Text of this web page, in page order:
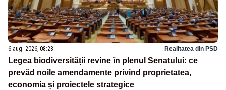
6 aug. 2026, 08:28 Realitatea din PSD
Legea biodiversității revine în plenul Senatului: ce
prevăd noile amendamente privind proprietatea,
economia și proiectele strategice